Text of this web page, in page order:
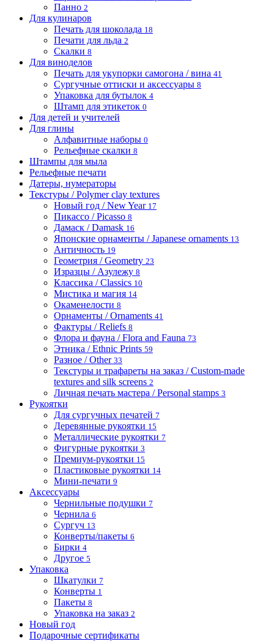
Панно 2
Для кулинаров
Печать для шоколада 18
Печати для льда 2
Скалки 8
Для виноделов
Печать для укупорки самогона / вина 41
Сургучные оттиски и аксессуары 8
Упаковка для бутылок 4
Штамп для этикеток 0
Для детей и учителей
Для глины
Алфавитные наборы 0
Рельефные скалки 8
Штампы для мыла
Рельефные печати
Датеры, нумераторы
Текстуры / Polymer clay textures
Новый год / New Year 17
Пикассо / Picasso 8
Дамаск / Damask 16
Японские орнаменты / Japanese ornaments 13
Античность 19
Геометрия / Geometry 23
Изразцы / Азулежу 8
Классика / Classics 10
Мистика и магия 14
Окаменелости 8
Орнаменты / Ornaments 41
Фактуры / Reliefs 8
Флора и фауна / Flora and Fauna 73
Этника / Ethnic Prints 59
Разное / Other 33
Текстуры и трафареты на заказ / Custom-made
textures and silk screens 2
Личная печать мастера / Personal stamps 3
Рукоятки
Для сургучных печатей 7
Деревянные рукоятки 15
Металлические рукоятки 7
Фигурные рукоятки 3
Премиум-рукоятки 15
Пластиковые рукоятки 14
Мини-печати 9
Аксессуары
Чернильные подушки 7
Чернила 6
Сургуч 13
Конверты/пакеты 6
Бирки 4
Другое 5
Упаковка
Шкатулки 7
Конверты 1
Пакеты 8
Упаковка на заказ 2
Новый год
Подарочные сертификаты